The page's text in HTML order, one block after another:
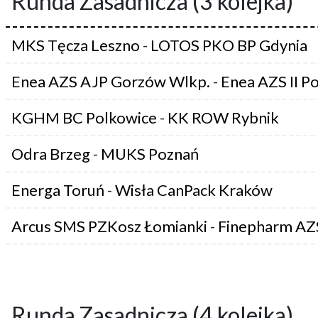
MKS Tęcza Leszno - LOTOS PKO BP Gdynia
Enea AZS AJP Gorzów Wlkp. - Enea AZS II
KGHM BC Polkowice - KK ROW Rybnik
Odra Brzeg- MUKS Poznań
Energa Toruń -Wisła CanPack Kraków
Arcus SMS PZKosz Łomianki - Finepharm